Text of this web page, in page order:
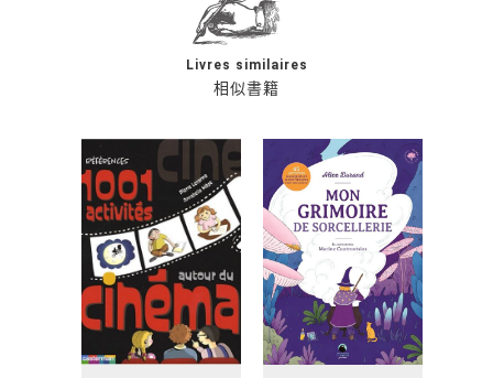
相似書籍
Livres similaires